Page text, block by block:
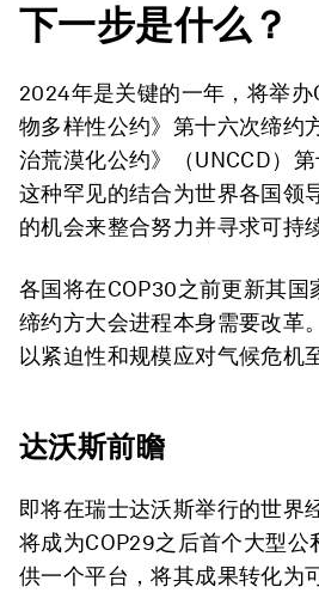
下一步是什么？
2024年是关键的一年，将举办
物多样性公约》第十六次缔约
治荒漠化公约》（UNCCD）第
这种罕见的结合为世界各国领
的机会来整合努力并寻求可持
各国将在COP30之前更新其国
缔约方大会进程本身需要改革
以紧迫性和规模应对气候危机
达沃斯前瞻
即将在瑞士达沃斯举行的世界
将成为COP29之后首个大型公
供一个平台，将其成果转化为